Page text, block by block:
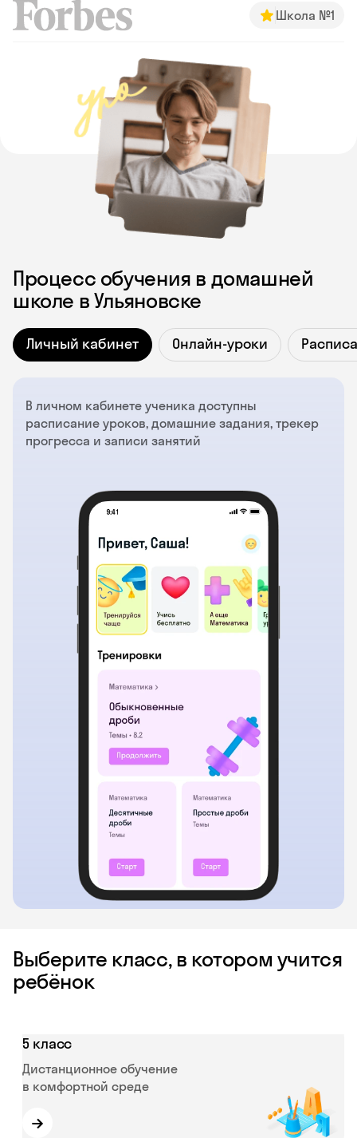
Школа №1
Процесс обучения в домашней
школе в Ульяновске
Личный кабинет Онлайн-уроки
В личном кабинете ученика доступны
расписание уроков, домашние задания, трекер
прогресса и записи занятий
Выберите класс, в котором учится
ребёнок
5 класс
Дистанционное обучение
в комфортной среде
→